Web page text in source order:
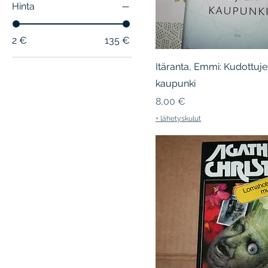
Hinta
2 € 135 €
Itäranta, Emmi:
kaupunki
Hinta
8,00 €
+ lähetyskulut